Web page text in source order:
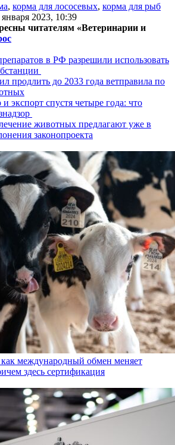
, корма для лососевых, корма для рыб
января 2023, 10:39
читателям «Ветеринарии и
в РФ разрешили использовать
продлить до 2033 года ветправила по
экспорт спустя четыре года: что
животных предлагают уже в
законопроекта
как международный обмен меняет
здесь сертификация